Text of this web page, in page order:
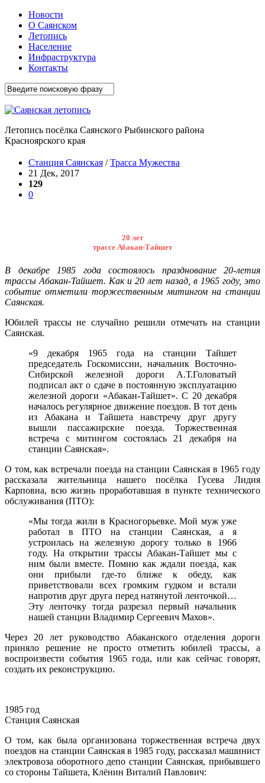
Новости
О Саянском
Летопись
Население
Инфраструктура
Контакты
Летопись посёлка Саянского Рыбинского района
Красноярского края
Станция Саянская /Трасса Мужества
21 Дек, 2017
129
0
20 лет
трассе Абакан-Тайшет
В декабре 1985 года состоялось празднование 20-летия
трассы Абакан-Тайшет. Как и 20 лет назад, в 1965 году, это
событие отметили торжественным митингом на станции
Саянская.
Юбилей трассы не случайно решили отмечать на станции
Саянская.
«9 декабря 1965 года на станции Тайшет
председатель Госкомиссии, начальник Восточно-
Сибирской железной дороги А.Т.Головатый
подписал акт о сдаче в постоянную эксплуатацию
железной дороги «Абакан-Тайшет». С 20 декабря
началось регулярное движение поездов. В тот день
из Абакана и Тайшета навстречу друг другу
вышли пассажирские поезда. Торжественная
встреча с митингом состоялась 21 декабря на
станции Саянская».
О том, как встречали поезда на станции Саянская в 1965 году
рассказала жительница нашего посёлка Гусева Лидия
Карповна, всю жизнь проработавшая в пункте технического
обслуживания (ПТО):
«Мы тогда жили в Красногорьевке. Мой муж уже
работал в ПТО на станции Саянская, а я
устроилась на железную дорогу только в 1966
году. На открытии трассы Абакан-Тайшет мы с
ним были вместе. Помню как ждали поезда́, как
они прибыли где-то ближе к обеду, как
приветствовали всех громким гудком и встали
напротив друг друга перед натянутой ленточкой…
Эту ленточку тогда разрезал первый начальник
нашей станции Владимир Сергеевич Махов».
Через 20 лет руководство Абаканского отделения дороги
приняло решение не просто отметить юбилей трассы, а
воспроизвести события 1965 года, или как сейчас говорят,
создать их реконструкцию.
1985 год
Станция Саянская
О том, как была организована торжественная встреча двух
поездов на станции Саянская в 1985 году, рассказал машинист
электровоза оборотного депо станции Саянская, прибывшего
со стороны Тайшета, Клёнин Виталий Павлович: